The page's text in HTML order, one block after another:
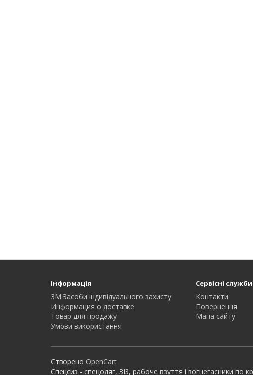
Інформація
3M Засоби індивідуального захисту
Информация о доставке
Товар для продажу
Умови використання
Сервісні служби
Контакти
Повернення
Мапа сайту
Створено OpenCart
Спецсиз - спецодяг, ЗІЗ, рабоче взуття і вогнегасники по